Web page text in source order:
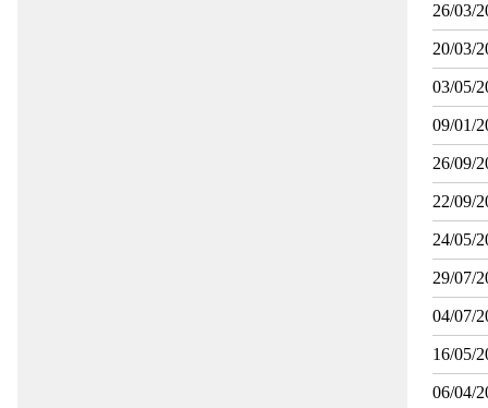
26/03/
20/03/
03/05/
09/01/
26/09/
22/09/
24/05/
29/07/
04/07/
16/05/
06/04/